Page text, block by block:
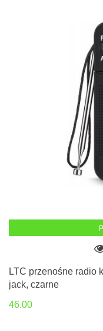
LTC przenośne radio
jack, czarne
46.00